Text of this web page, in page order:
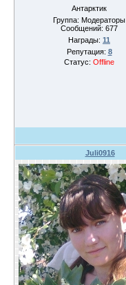
Антарктик
Группа: Модераторы
Сообщений: 677
Награды: 11
Репутация: 8
Статус: Offline
Juli0916